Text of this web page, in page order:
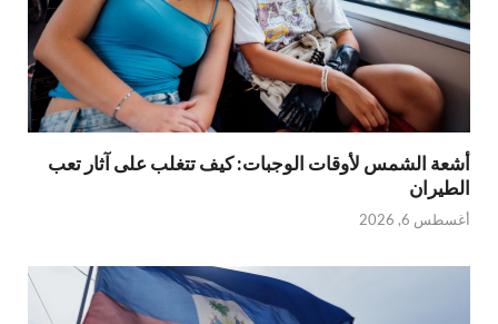
أشعة الشمس لأوقات الوجبات: كيف تتغلب على آثار تعب
الطيران
أغسطس 6, 2026